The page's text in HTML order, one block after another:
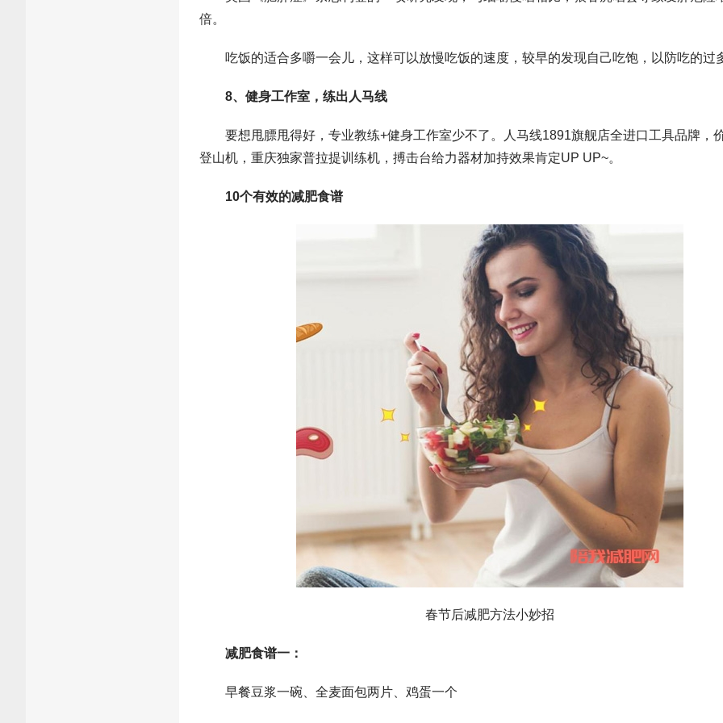
倍。
吃饭的适合多嚼一会儿，这样可以放慢吃饭的速度，较早的发现自己吃饱，以防吃的过
8、健身工作室，练出人马线
要想甩膘甩得好，专业教练+健身工作室少不了。人马线1891旗舰店全进口工具品牌，
登山机，重庆独家普拉提训练机，搏击台给力器材加持效果肯定UP UP~。
10个有效的减肥食谱
春节后减肥方法小妙招
减肥食谱一：
早餐豆浆一碗、全麦面包两片、鸡蛋一个